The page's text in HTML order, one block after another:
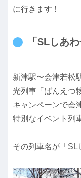
に行きます！
「SLしあ
新津駅〜会津若松
光列車「ばんえつ
キャンペーンで会
特別なイベント列
その列車名が「SL